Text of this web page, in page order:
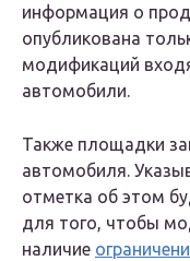
информация о
опубликована
модификаций
автомобили.
Также площадки
автомобиля.
отметка об этом
для того, чтобы
наличие